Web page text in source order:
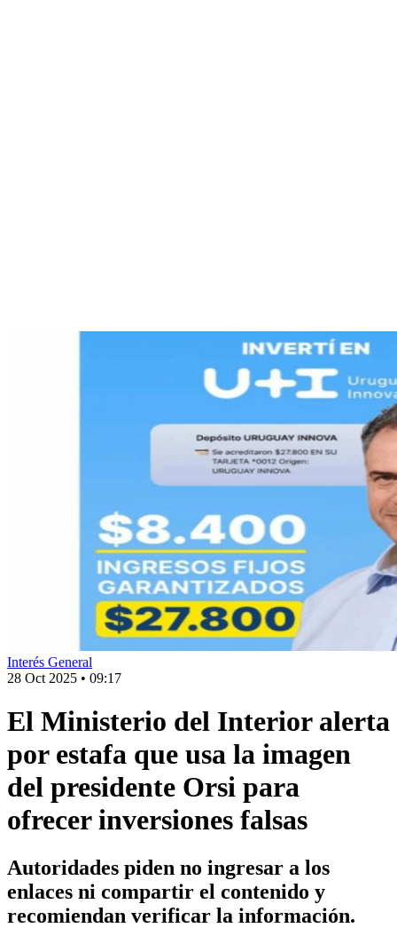
Interés General
28 Oct 2025 • 09:17
El Ministerio del Interior alerta
por estafa que usa la imagen
del presidente Orsi para
ofrecer inversiones falsas
Autoridades piden no ingresar a los
enlaces ni compartir el contenido y
recomiendan verificar la información.